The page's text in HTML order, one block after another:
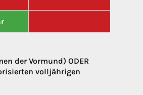
der Vormund) ODER
volljährigen